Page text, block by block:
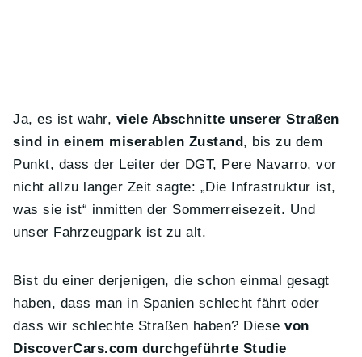
Ja, es ist wahr, viele Abschnitte unserer Straßen
sind in einem miserablen Zustand , bis zu dem
Punkt, dass der Leiter der DGT, Pere Navarro, vor
nicht allzu langer Zeit sagte: „Die Infrastruktur ist,
was sie ist“ inmitten der Sommerreisezeit. Und
unser Fahrzeugpark ist zu alt.
Bist du einer derjenigen, die schon einmal gesagt
haben, dass man in Spanien schlecht fährt oder
dass wir schlechte Straßen haben? Diesevon
DiscoverCars.com durchgeführte Studie